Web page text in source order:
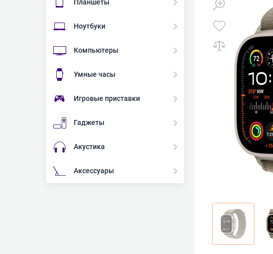
Планшеты
Ноутбуки
Компьютеры
Умные часы
Игровые приставки
Гаджеты
Акустика
Аксессуары